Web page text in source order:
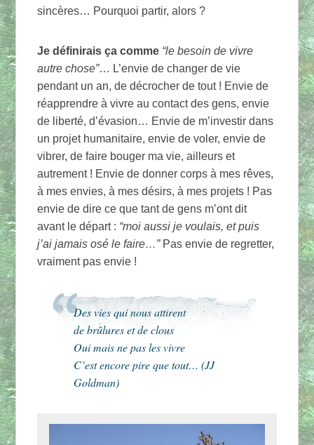
sincères… Pourquoi partir, alors ?
Je définirais ça comme “le besoin de vivre
autre chose”… L’envie de changer de vie
pendant un an, de décrocher de tout ! Envie de
réapprendre à vivre au contact des gens, envie
de liberté, d’évasion… Envie de m’investir dans
un projet humanitaire, envie de voler, envie de
vibrer, de faire bouger ma vie, ailleurs et
autrement ! Envie de donner corps à mes rêves,
à mes envies, à mes désirs, à mes projets ! Pas
envie de dire ce que tant de gens m’ont dit
avant le départ : “moi aussi je voulais, et puis
j’ai jamais osé le faire…”Pas envie de regretter,
vraiment pas envie !
Des vies qui nous attirent
de brûlures et de clous
Oui mais ne pas les vivre
C’est encore pire que tout… (JJ
Goldman)